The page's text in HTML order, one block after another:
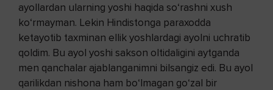
ayollardan ularning yoshi haqida so‘rashni xush
ko‘rmayman. Lekin Hindistonga paraxodda
ketayotib taxminan ellik yoshlardagi ayolni uchratib
qoldim. Bu ayol yoshi sakson oltidaligini aytganda
men qanchalar ajablanganimni bilsangiz edi. Bu ayol
qarilikdan nishona ham bo‘lmagan go‘zal bir